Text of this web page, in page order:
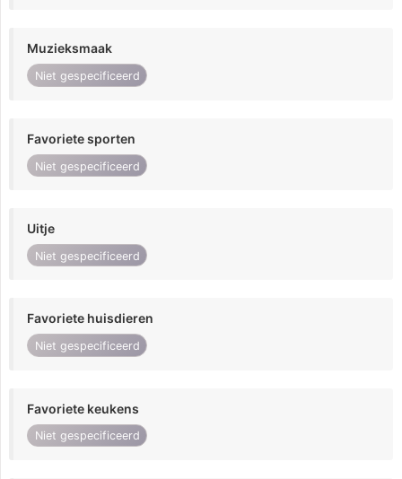
Muzieksmaak
Niet gespecificeerd
Favoriete sporten
Niet gespecificeerd
Uitje
Niet gespecificeerd
Favoriete huisdieren
Niet gespecificeerd
Favoriete keukens
Niet gespecificeerd